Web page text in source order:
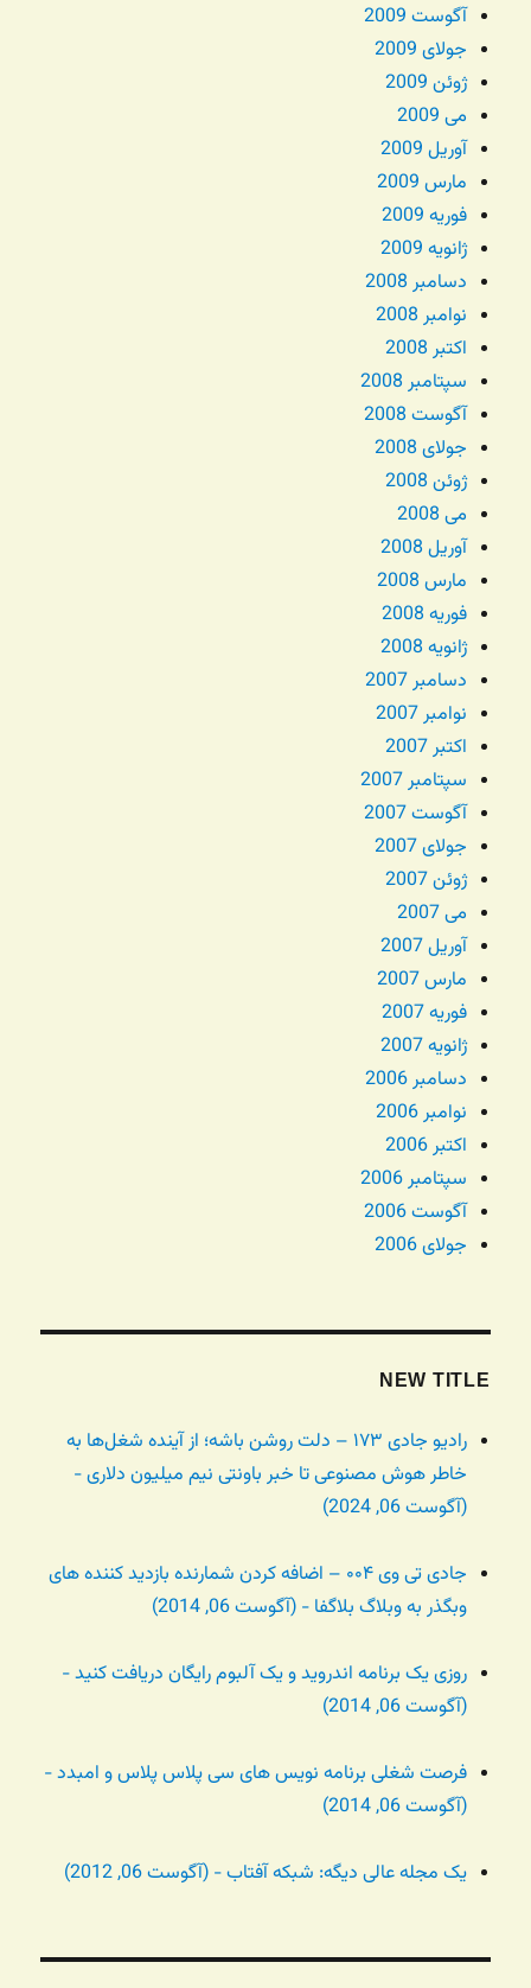
آگوست 2009
جولای 2009
ژوئن 2009
می 2009
آوریل 2009
مارس 2009
فوریه 2009
ژانویه 2009
دسامبر 2008
نوامبر 2008
اکتبر 2008
سپتامبر 2008
آگوست 2008
جولای 2008
ژوئن 2008
می 2008
آوریل 2008
مارس 2008
فوریه 2008
ژانویه 2008
دسامبر 2007
نوامبر 2007
اکتبر 2007
سپتامبر 2007
آگوست 2007
جولای 2007
ژوئن 2007
می 2007
آوریل 2007
مارس 2007
فوریه 2007
ژانویه 2007
دسامبر 2006
نوامبر 2006
اکتبر 2006
سپتامبر 2006
آگوست 2006
جولای 2006
NEW TITLE
رادیو جادی ۱۷۳ – دلت روشن باشه؛ از آینده شغل‌ها به
خاطر هوش مصنوعی تا خبر باونتی نیم میلیون دلاری -
(آگوست 06, 2024)
جادی تی وی ۰۰۴ – اضافه کردن شمارنده بازدید کننده های
وبگذر به وبلاگ بلاگفا - (آگوست 06, 2014)
روزی یک برنامه اندروید و یک آلبوم رایگان دریافت کنید -
(آگوست 06, 2014)
فرصت شغلی برنامه نویس های سی پلاس پلاس و امبدد -
(آگوست 06, 2014)
یک مجله عالی دیگه: شبکه آفتاب - (آگوست 06, 2012)